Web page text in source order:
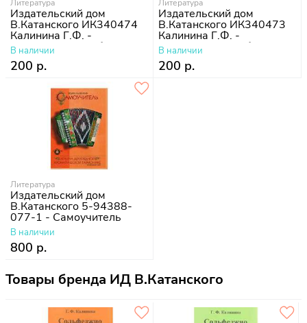
Литература
Издательский дом
В.Катанского ИК340474
Калинина Г.Ф. -
Сольфеджио. Рабочая
тетрадь. 6 класс
В наличии
200 р.
Литература
Издательский дом
В.Катанского ИК340473
Калинина Г.Ф. -
Сольфеджио. Рабочая
тетрадь. 5 класс
В наличии
200 р.
Литература
Издательский дом
В.Катанского 5-94388-
077-1 - Самоучитель
игры на гармонике
В наличии
800 р.
Товары бренда ИД В.Катанского